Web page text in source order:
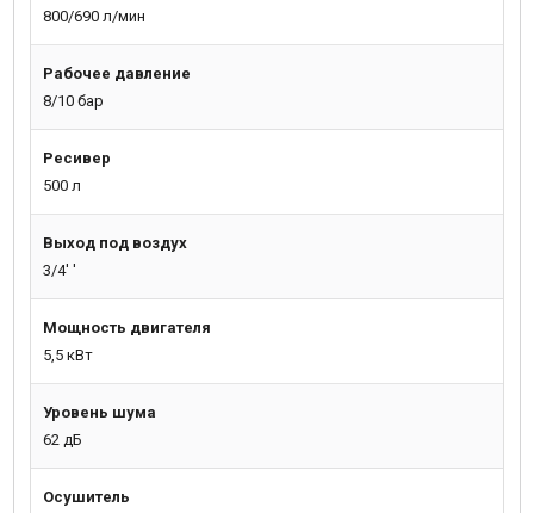
800/690 л/мин
Рабочее давление
8/10 бар
Ресивер
500 л
Выход под воздух
3/4' '
Мощность двигателя
5,5 кВт
Уровень шума
62 дБ
Осушитель